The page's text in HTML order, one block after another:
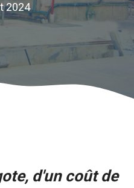
2024
d'un coût de